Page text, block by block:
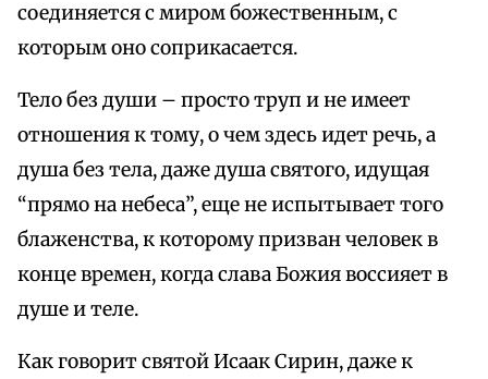
соединяется с миром божественным, с
которым оно соприкасается.
Тело без души – просто труп и не имеет
отношения к тому, о чем здесь идет речь, а
душа без тела, даже душа святого, идущая
“прямо на небеса”, еще не испытывает того
блаженства, к которому призван человек в
конце времен, когда слава Божия воссияет в
душе и теле.
Как говорит святой Исаак Сирин, даже к